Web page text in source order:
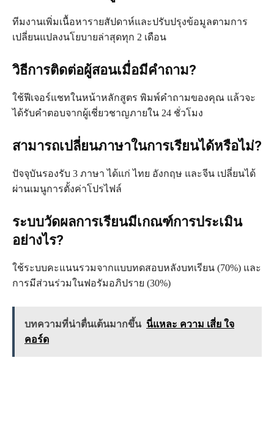
ทีมงานเพิ่มเนื้อหารายสัปดาห์และปรับปรุงข้อมูลตามการ
เปลี่ยนแปลงนโยบายล่าสุดทุก 2 เดือน
วิธีการติดต่อผู้สอนเมื่อมีคำถาม?
ใช้ฟีเจอร์แชทในหน้าหลักสูตร พิมพ์คำถามของคุณ แล้วจะ
ได้รับคำตอบจากผู้เชี่ยวชาญภายใน 24 ชั่วโมง
สามารถเปลี่ยนภาษาในการเรียนได้หรือไม่?
ปัจจุบันรองรับ 3 ภาษา ได้แก่ ไทย อังกฤษ และจีน เปลี่ยนได้
ผ่านเมนูการตั้งค่าโปรไฟล์
ระบบวัดผลการเรียนมีเกณฑ์การประเมิน
อย่างไร?
ใช้ระบบคะแนนรวมจากแบบทดสอบหลังบทเรียน (70%) และ
การมีส่วนร่วมในฟอรัมอภิปราย (30%)
บทความที่น่าตื่นเต้นมากขึ้น นี่แหละ ความ เสี่ย ใจ
คอร์ด